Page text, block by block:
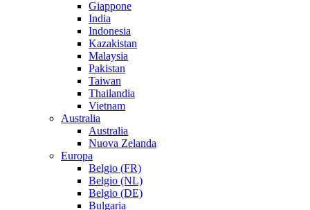
Giappone
India
Indonesia
Kazakistan
Malaysia
Pakistan
Taiwan
Thailandia
Vietnam
Australia
Australia
Nuova Zelanda
Europa
Belgio (FR)
Belgio (NL)
Belgio (DE)
Bulgaria